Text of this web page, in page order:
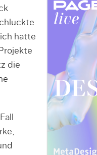
hatte
die